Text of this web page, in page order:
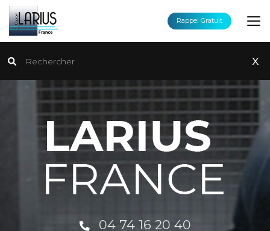
Aller
au
contenu
principal
Rechercher
x
Rappel Gratuit
04 74 16 20 40